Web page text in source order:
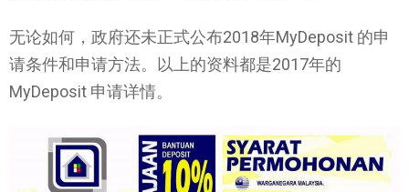
无论如何，政府还未正式公布2018年MyDeposit 的申
请条件和申请方法。以上的资料都是2017年的
MyDeposit 申请详情。